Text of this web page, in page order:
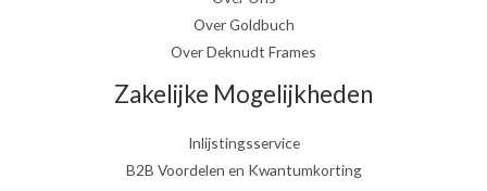
Over Goldbuch
Over Deknudt Frames
Zakelijke Mogelijkheden
Inlijstingsservice
B2B Voordelen en Kwantumkorting